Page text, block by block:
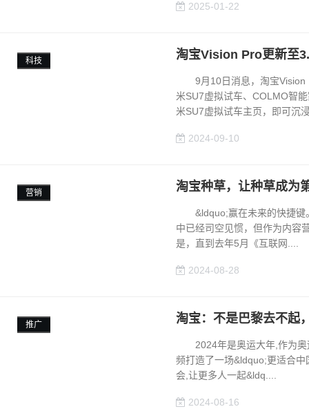
2025-01-22
科技 淘宝Vision Pro更新至
9月10日消息，淘宝Vision
米SU7虚拟试车、COLMO智
米SU7虚拟试车主页，即可沉
2024-09-10
营销 淘宝种草，让种草成为
&ldquo;赢在未来的快捷键
中已经司空见惯，但作为内
是，直到去年5月《互联网....
2024-08-28
推广 淘宝：不是巴黎去不起
2024年是奥运大年,作为奥
频打造了一场&ldquo;更适合
会,让更多人一起&ldq....
2024-08-16